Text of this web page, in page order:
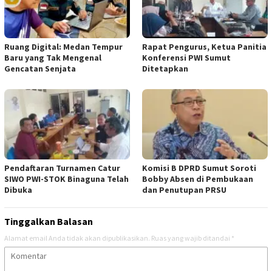
Ruang Digital: Medan Tempur
Baru yang Tak Mengenal
Gencatan Senjata
Rapat Pengurus, Ketua Panitia
Konferensi PWI Sumut
Ditetapkan
Pendaftaran Turnamen Catur
SIWO PWI-STOK Binaguna Telah
Dibuka
Komisi B DPRD Sumut Soroti
Bobby Absen di Pembukaan
dan Penutupan PRSU
Tinggalkan Balasan
Alamat email Anda tidak akan dipublikasikan. Ruas yang wajib ditandai *